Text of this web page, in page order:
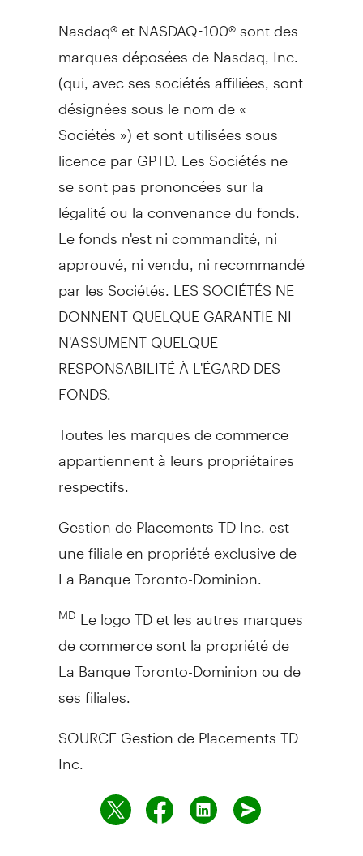
Nasdaq® et NASDAQ-100® sont des
marques déposées de Nasdaq, Inc.
(qui, avec ses sociétés affiliées, sont
désignées sous le nom de «
Sociétés ») et sont utilisées sous
licence par GPTD. Les Sociétés ne
se sont pas prononcées sur la
légalité ou la convenance du fonds.
Le fonds n'est ni commandité, ni
approuvé, ni vendu, ni recommandé
par les Sociétés. LES SOCIÉTÉS NE
DONNENT QUELQUE GARANTIE NI
N'ASSUMENT QUELQUE
RESPONSABILITÉ À L'ÉGARD DES
FONDS.
Toutes les marques de commerce
appartiennent à leurs propriétaires
respectifs.
Gestion de Placements TD Inc. est
une filiale en propriété exclusive de
La Banque Toronto-Dominion.
MD Le logo TD et les autres marques
de commerce sont la propriété de
La Banque Toronto-Dominion ou de
ses filiales.
SOURCE Gestion de Placements TD
Inc.